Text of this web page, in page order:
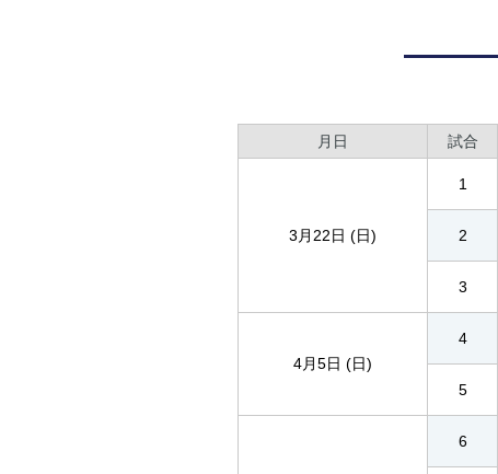
月日 試合
3月22日 (日)
1
2
3
4月5日 (日)
4
5
6